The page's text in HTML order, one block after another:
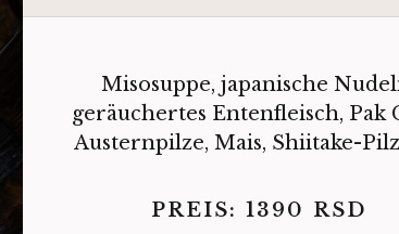
Misosuppe, japanische
geräuchertes Entenfleisch, Pak
Austernpilze, Mais, Shiitake-
PREIS: 1390 RSD